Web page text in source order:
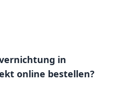
in
online bestellen?